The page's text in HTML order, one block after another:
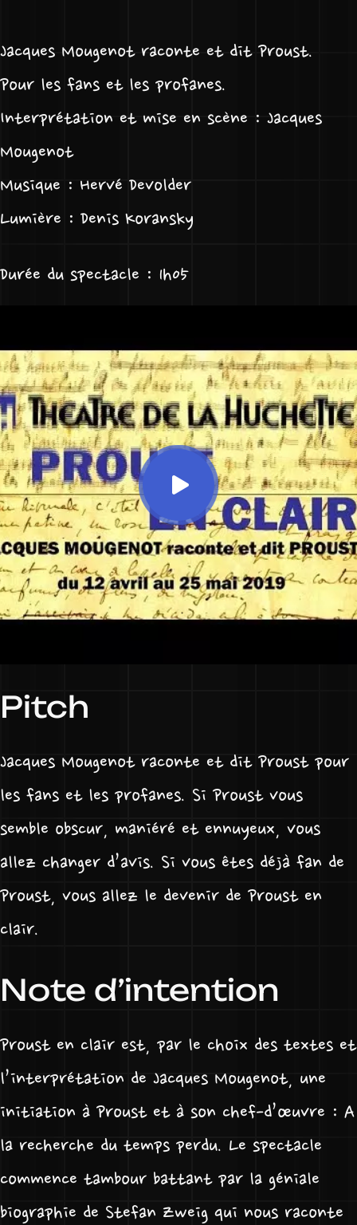
Jacques Mougenot raconte et dit Proust.
Pour les fans et les profanes.
Interprétation et mise en scène : Jacques
Mougenot
Musique : Hervé Devolder
Lumière : Denis Koransky
Durée du spectacle : 1h05
Pitch
Jacques Mougenot raconte et dit Proust pour
les fans et les profanes. Si Proust vous
semble obscur, maniéré et ennuyeux, vous
allez changer d’avis. Si vous êtes déjà fan de
Proust, vous allez le devenir de Proust en
clair.
Note d’intention
Proust en clair est, par le choix des textes et
l’interprétation de Jacques Mougenot, une
initiation à Proust et à son chef-d’œuvre : A
la recherche du temps perdu. Le spectacle
commence tambour battant par la géniale
biographie de Stefan Zweig qui nous raconte